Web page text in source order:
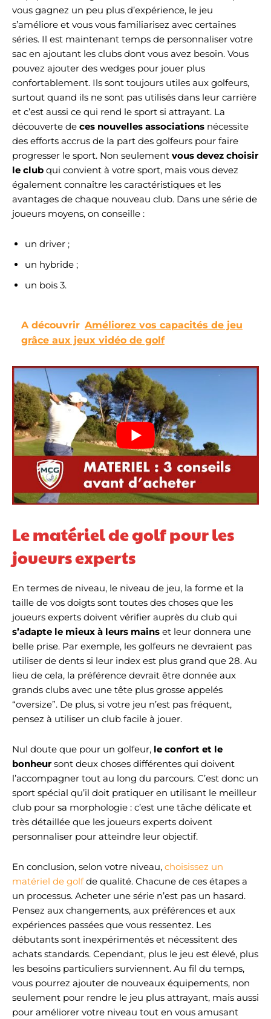
vous gagnez un peu plus d’expérience, le jeu
s’améliore et vous vous familiarisez avec certaines
séries. Il est maintenant temps de personnaliser votre
sac en ajoutant les clubs dont vous avez besoin. Vous
pouvez ajouter des wedges pour jouer plus
confortablement. Ils sont toujours utiles aux golfeurs,
surtout quand ils ne sont pas utilisés dans leur carrière
et c’est aussi ce qui rend le sport si attrayant. La
découverte de ces nouvelles associations nécessite
des efforts accrus de la part des golfeurs pour faire
progresser le sport. Non seulement vous devez choisir
le club qui convient à votre sport, mais vous devez
également connaître les caractéristiques et les
avantages de chaque nouveau club. Dans une série de
joueurs moyens, on conseille :
un driver ;
un hybride ;
un bois 3.
A découvrir Améliorez vos capacités de jeu
grâce aux jeux vidéo de golf
Le matériel de golf pour les
joueurs experts
En termes de niveau, le niveau de jeu, la forme et la
taille de vos doigts sont toutes des choses que les
joueurs experts doivent vérifier auprès du club qui
s’adapte le mieux à leurs mains et leur donnera une
belle prise. Par exemple, les golfeurs ne devraient pas
utiliser de dents si leur index est plus grand que 28. Au
lieu de cela, la préférence devrait être donnée aux
grands clubs avec une tête plus grosse appelés
“oversize”. De plus, si votre jeu n’est pas fréquent,
pensez à utiliser un club facile à jouer.
Nul doute que pour un golfeur, le confort et le
bonheursont deux choses différentes qui doivent
l’accompagner tout au long du parcours. C’est donc un
sport spécial qu’il doit pratiquer en utilisant le meilleur
club pour sa morphologie : c’est une tâche délicate et
très détaillée que les joueurs experts doivent
personnaliser pour atteindre leur objectif.
En conclusion, selon votre niveau, choisissez un
matériel de golfde qualité. Chacune de ces étapes a
un processus. Acheter une série n’est pas un hasard.
Pensez aux changements, aux préférences et aux
expériences passées que vous ressentez. Les
débutants sont inexpérimentés et nécessitent des
achats standards. Cependant, plus le jeu est élevé, plus
les besoins particuliers surviennent. Au fil du temps,
vous pourrez ajouter de nouveaux équipements, non
seulement pour rendre le jeu plus attrayant, mais aussi
pour améliorer votre niveau tout en vous amusant